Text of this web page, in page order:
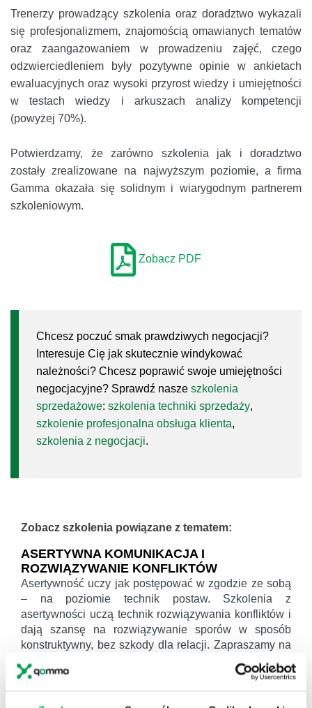
Trenerzy prowadzący szkolenia oraz doradztwo wykazali
się profesjonalizmem, znajomością omawianych tematów
oraz zaangażowaniem w prowadzeniu zajęć, czego
odzwierciedleniem były pozytywne opinie w ankietach
ewaluacyjnych oraz wysoki przyrost wiedzy i umiejętności
w testach wiedzy i arkuszach analizy kompetencji
(powyżej 70%).
Potwierdzamy, że zarówno szkolenia jak i doradztwo
zostały zrealizowane na najwyższym poziomie, a firma
Gamma okazała się solidnym i wiarygodnym partnerem
szkoleniowym.
Zobacz PDF
Chcesz poczuć smak prawdziwych negocjacji?
Interesuje Cię jak skutecznie windykować
należności? Chcesz poprawić swoje umiejętności
negocjacyjne? Sprawdź nasze szkolenia
sprzedażowe: szkolenia techniki sprzedaży,
szkolenie profesjonalna obsługa klienta,
szkolenia z negocjacji.
Zobacz szkolenia powiązane z tematem:
ASERTYWNA KOMUNIKACJA I
ROZWIĄZYWANIE KONFLIKTÓW
Asertywność uczy jak postępować w zgodzie ze sobą
– na poziomie technik postaw. Szkolenia z
asertywności uczą technik rozwiązywania konfliktów i
dają szansę na rozwiązywanie sporów w sposób
konstruktywny, bez szkody dla relacji. Zapraszamy na
szkolenie z asertywności i technik rozwiązywania
konfliktów.